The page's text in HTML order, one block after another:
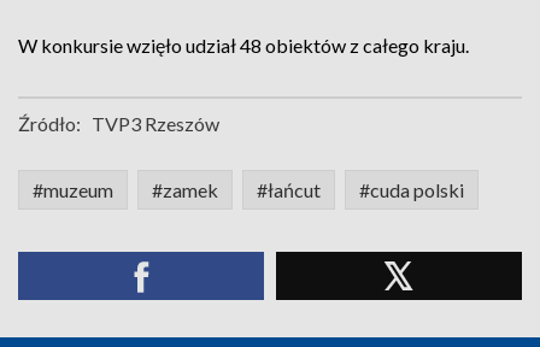
W konkursie wzięło udział 48 obiektów z całego kraju.
Źródło: TVP3 Rzeszów
#muzeum #zamek #łańcut #cuda polski